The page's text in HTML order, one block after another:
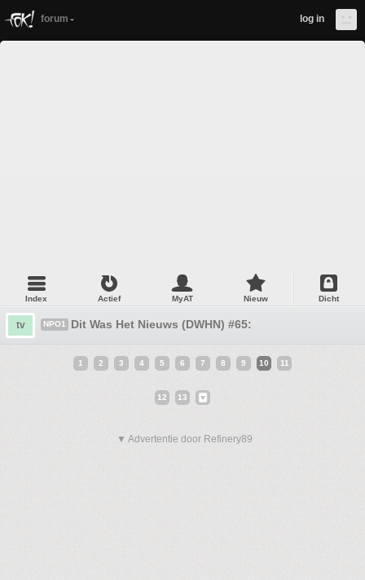
forum log in
Index Actief MyAT Nieuw Dicht
tv NPO1 Dit Was Het Nieuws (DWHN) #65:
1 2 3 4 5 6 7 8 9 10 11
12 13
▼ Advertentie door Refinery89